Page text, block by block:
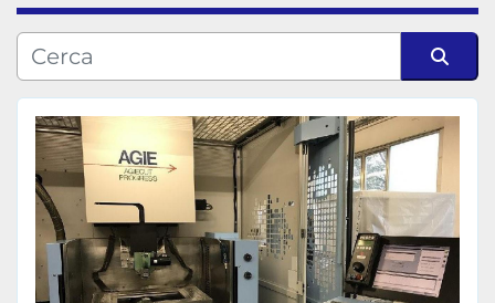
Produttore
Modello
Ordina per